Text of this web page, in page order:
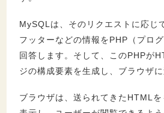
MySQLは、そのリクエストに応じ
フッターなどの情報をPHP（プロ
回答します。そして、このPHPが
ジの構成要素を生成し、ブラウザに
ブラウザは、送られてきたHTML